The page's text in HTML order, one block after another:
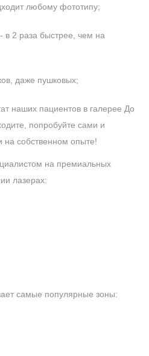
любому фототипу;
в 2 раза быстрее, чем на
даже пушковых;
наших пациентов в галерее До
попробуйте сами и
на собственном опыте!
на премиальных
лазерах:
самые популярные зоны: